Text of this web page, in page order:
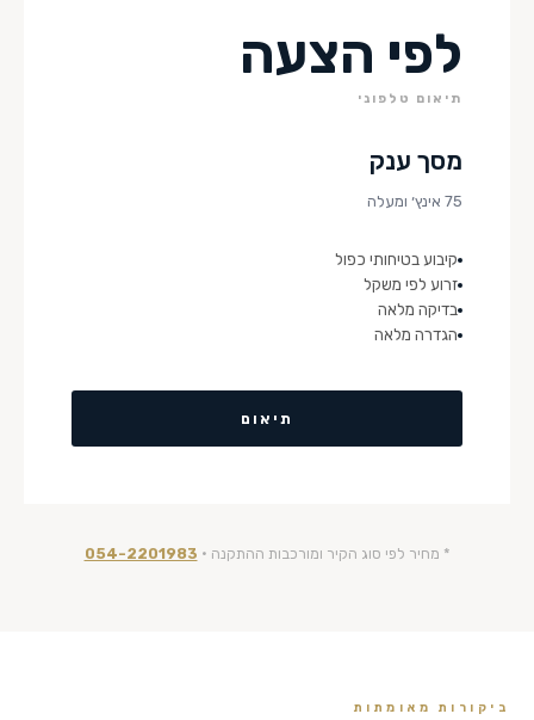
לפי הצעה
תיאום טלפוני
מסך ענק
75 אינץ׳ ומעלה
קיבוע בטיחותי כפול
זרוע לפי משקל
בדיקה מלאה
הגדרה מלאה
תיאום
* מחיר לפי סוג הקיר ומורכבות ההתקנה · 054-2201983
ביקורות מאומתות